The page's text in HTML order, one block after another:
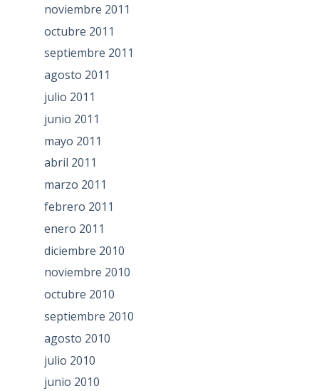
noviembre 2011
octubre 2011
septiembre 2011
agosto 2011
julio 2011
junio 2011
mayo 2011
abril 2011
marzo 2011
febrero 2011
enero 2011
diciembre 2010
noviembre 2010
octubre 2010
septiembre 2010
agosto 2010
julio 2010
junio 2010